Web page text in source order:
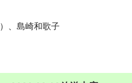
、島崎和歌子